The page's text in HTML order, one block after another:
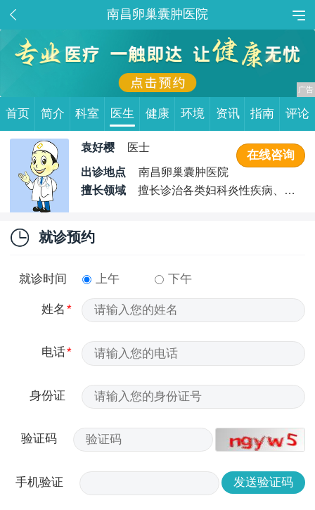
南昌卵巢囊肿医院
首页 简介 科室 医生 健康 环境 资讯 指南 评论
袁好樱 医士
出诊地点
南昌卵巢囊肿医院
擅长领域
擅长诊治各类妇科炎性疾病、女
性不孕疾病、子宫颈疾病、月经不调、子宫肌瘤、私密整
形、卵巢囊肿、多囊卵巢综合症、子宫内膜异位症、痛经以
及疑难病例
在线咨询
就诊预约
就诊时间 上午 下午
姓名
电话
身份证
验证码
手机验证